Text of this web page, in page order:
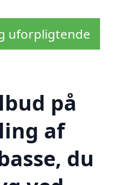
uforpligtende
på
af
du